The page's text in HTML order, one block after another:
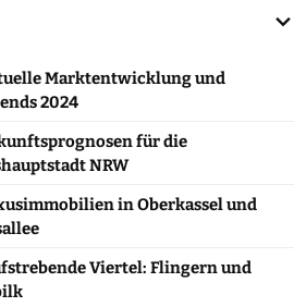
Marktentwicklung und
2024
für die
NRW
in Oberkassel und
Viertel: Flingern und